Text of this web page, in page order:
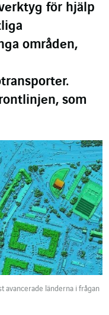
för hjälp
områden,
som
avancerade länderna i frågan